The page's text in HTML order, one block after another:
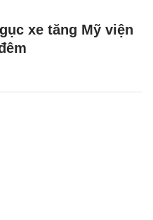
xe tăng Mỹ viện